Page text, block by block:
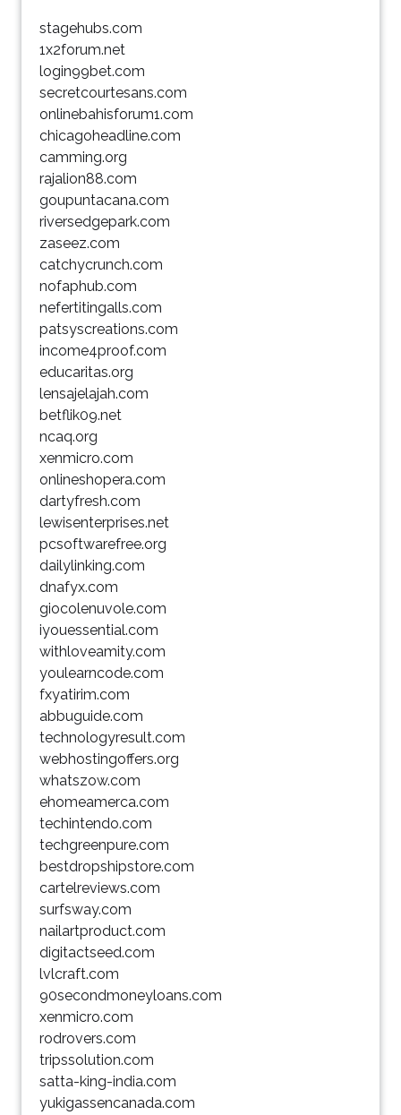
stagehubs.com
1x2forum.net
login99bet.com
secretcourtesans.com
onlinebahisforum1.com
chicagoheadline.com
camming.org
rajalion88.com
goupuntacana.com
riversedgepark.com
zaseez.com
catchycrunch.com
nofaphub.com
nefertitingalls.com
patsyscreations.com
income4proof.com
educaritas.org
lensajelajah.com
betflik09.net
ncaq.org
xenmicro.com
onlineshopera.com
dartyfresh.com
lewisenterprises.net
pcsoftwarefree.org
dailylinking.com
dnafyx.com
giocolenuvole.com
iyouessential.com
withloveamity.com
youlearncode.com
fxyatirim.com
abbuguide.com
technologyresult.com
webhostingoffers.org
whatszow.com
ehomeamerca.com
techintendo.com
techgreenpure.com
bestdropshipstore.com
cartelreviews.com
surfsway.com
nailartproduct.com
digitactseed.com
lvlcraft.com
90secondmoneyloans.com
xenmicro.com
rodrovers.com
tripssolution.com
satta-king-india.com
yukigassencanada.com